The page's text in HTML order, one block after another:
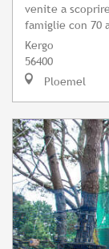
venite a
famiglie con
Kergo
56400
Ploemel